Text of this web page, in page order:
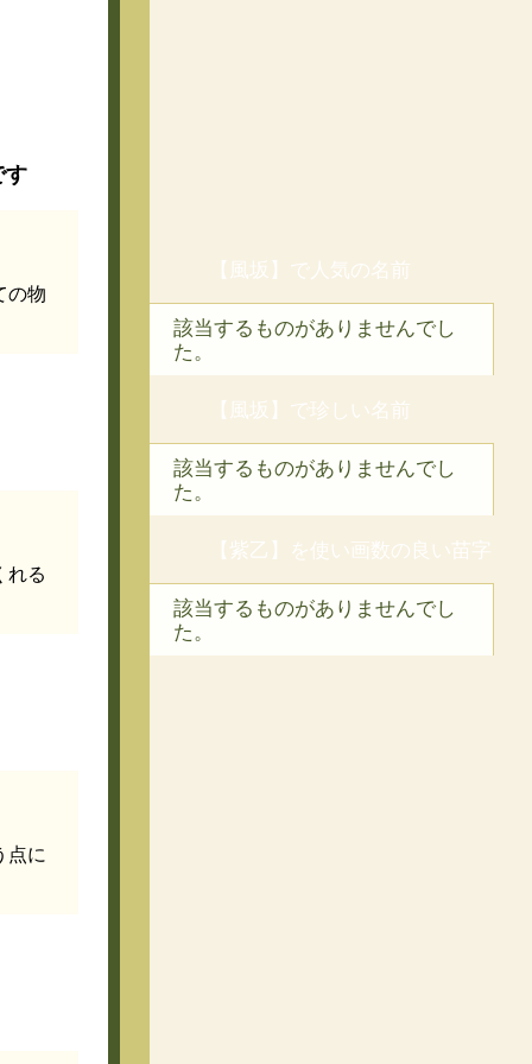
す
の物
れる
点に
【風坂】で人気の名前
該当するものがありませんでし
た。
【風坂】で珍しい名前
該当するものがありませんでし
た。
【紫乙】を使い画数の良い苗字
該当するものがありませんでし
た。